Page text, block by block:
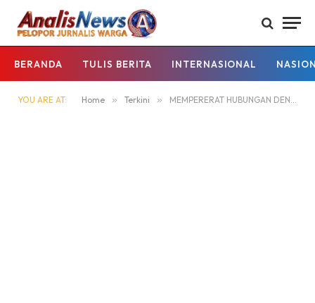
BERANDA TULIS BERITA INTERNASIONAL
YOU ARE AT: Home » Terkini » MEMPERERAT HUBUNGAN DENGAN MASYARAKAT POLSEK KAPUAS HULU LAKSANAKAN PROGRAM MINGGU KASIH